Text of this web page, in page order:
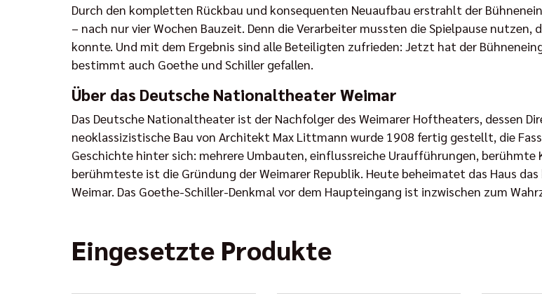
Durch den kompletten Rückbau und konsequenten Neuaufbau erstrahlt der
– nach nur vier Wochen Bauzeit. Denn die Verarbeiter mussten die Spielpause
konnte. Und mit dem Ergebnis sind alle Beteiligten zufrieden: Jetzt hat der
bestimmt auch Goethe und Schiller gefallen.
Über das Deutsche Nationaltheater Weimar
Das Deutsche Nationaltheater ist der Nachfolger des Weimarer Hoftheaters, dessen
neoklassizistische Bau von Architekt Max Littmann wurde 1908 fertig gestellt, die
Geschichte hinter sich: mehrere Umbauten, einflussreiche Uraufführungen,
berühmteste ist die Gründung der Weimarer Republik. Heute beheimatet das Haus
Weimar. Das Goethe-Schiller-Denkmal vor dem Haupteingang ist inzwischen zum
Eingesetzte Produkte